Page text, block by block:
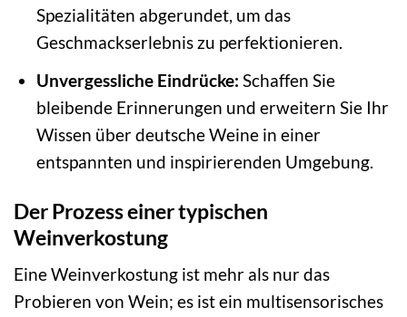
Spezialitäten abgerundet, um das
Geschmackserlebnis zu perfektionieren.
Unvergessliche Eindrücke: Schaffen Sie
bleibende Erinnerungen und erweitern Sie Ihr
Wissen über deutsche Weine in einer
entspannten und inspirierenden Umgebung.
Der Prozess einer typischen
Weinverkostung
Eine Weinverkostung ist mehr als nur das
Probieren von Wein; es ist ein multisensorisches